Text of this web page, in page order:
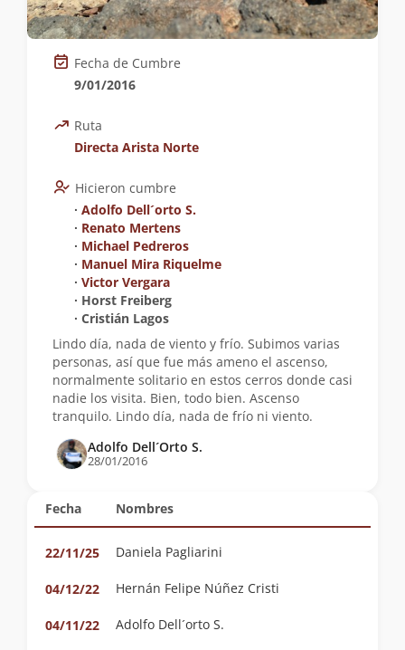
Fecha Nombres
22/11/25 Daniela Pagliarini
04/12/22 Hernán Felipe Núñez Cristi
04/11/22 Adolfo Dell´orto S.
Fecha de Cumbre
9/01/2016
Ruta
Directa Arista Norte
Hicieron cumbre
∙ Adolfo Dell´orto S.
∙ Renato Mertens
∙ Michael Pedreros
∙ Manuel Mira Riquelme
∙ Victor Vergara
∙ Horst Freiberg
∙ Cristián Lagos
Lindo día, nada de viento y frío. Subimos varias
personas, así que fue más ameno el ascenso,
normalmente solitario en estos cerros donde casi
nadie los visita. Bien, todo bien. Ascenso
tranquilo. Lindo día, nada de frío ni viento.
Adolfo Dell´Orto S.
28/01/2016